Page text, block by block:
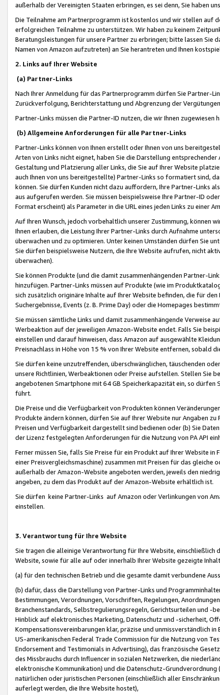
außerhalb der Vereinigten Staaten erbringen, es sei denn, Sie haben
Die Teilnahme am Partnerprogramm ist kostenlos und wir stellen auf
erfolgreichen Teilnahme zu unterstützen. Wir haben zu keinem
Beratungsleistungen für unsere Partner zu erbringen; bitte lassen Sie
Namen von Amazon aufzutreten) an Sie herantreten und Ihnen
2. Links auf Ihrer Website
(a) Partner-Links
Nach Ihrer Anmeldung für das Partnerprogramm dürfen Sie Partner-
Zurückverfolgung, Berichterstattung und Abgrenzung der
Partner-Links müssen die Partner-ID nutzen, die wir Ihnen zugewiesen
(b) Allgemeine Anforderungen für alle Partner-Links
Partner-Links können von Ihnen erstellt oder Ihnen von uns
Arten von Links nicht eignet, haben Sie die Darstellung
Gestaltung und Platzierung aller Links, die Sie auf Ihrer Website
auch Ihnen von uns bereitgestellte) Partner-Links so formatiert sind,
können. Sie dürfen Kunden nicht dazu auffordern, Ihre Partner-Links
aus aufgerufen werden. Sie müssen beispielsweise Ihre Partner-ID
Format erscheint) als Parameter in die URL eines jeden Links zu einer
Auf Ihren Wunsch, jedoch vorbehaltlich unserer Zustimmung, können
Ihnen erlauben, die Leistung Ihrer Partner-Links durch Aufnahme
überwachen und zu optimieren. Unter keinen Umständen dürfen Sie
Sie dürfen beispielsweise Nutzern, die Ihre Website aufrufen, nicht
überwachen).
Sie können Produkte (und die damit zusammenhängenden Partner-
hinzufügen. Partner-Links müssen auf Produkte (wie im
sich zusätzlich originäre Inhalte auf Ihrer Website befinden, die für
Suchergebnisse, Events (z. B. Prime Day) oder die Homepages
Sie müssen sämtliche Links und damit zusammenhängende
Werbeaktion auf der jeweiligen Amazon-Website endet. Falls Sie
einstellen und darauf hinweisen, dass Amazon auf ausgewählte
Preisnachlass in Höhe von 15 % von Ihrer Website entfernen, sobald
Sie dürfen keine unzutreffenden, überschwänglichen, täuschenden
unsere Richtlinien, Werbeaktionen oder Preise aufstellen. Stellen Sie
angebotenen Smartphone mit 64 GB Speicherkapazität ein, so dürfen
führt.
Die Preise und die Verfügbarkeit von Produkten können
Produkte ändern können, dürfen Sie auf Ihrer Website nur Angaben
Preisen und Verfügbarkeit dargestellt sind bedienen oder (b) Sie
der Lizenz festgelegten Anforderungen für die Nutzung von PA API
Ferner müssen Sie, falls Sie Preise für ein Produkt auf Ihrer Website
einer Preisvergleichsmaschine) zusammen mit Preisen für das
außerhalb der Amazon-Website angeboten werden, jeweils den
angeben, zu dem das Produkt auf der Amazon-Website erhältlich ist.
Sie dürfen keine Partner-Links auf Amazon oder Verlinkungen von
einstellen.
3. Verantwortung für Ihre Website
Sie tragen die alleinige Verantwortung für Ihre Website,
Website, sowie für alle auf oder innerhalb Ihrer Website gezeigte
(a) für den technischen Betrieb und die gesamte damit verbundene
(b) dafür, dass die Darstellung von Partner-Links und
Bestimmungen, Verordnungen, Vorschriften, Regelungen,
Branchenstandards, Selbstregulierungsregeln, Gerichtsurteilen und -
Hinblick auf elektronisches Marketing, Datenschutz und -sicherheit,
Kompensationsvereinbarungen klar, präzise und unmissverständlich
US-amerikanischen Federal Trade Commission für die Nutzung von
Endorsement and Testimonials in Advertising), das französische
des Missbrauchs durch Influencer in sozialen Netzwerken, die
elektronische Kommunikation) und die Datenschutz-
natürlichen oder juristischen Personen (einschließlich aller
auferlegt werden, die Ihre Website hostet),